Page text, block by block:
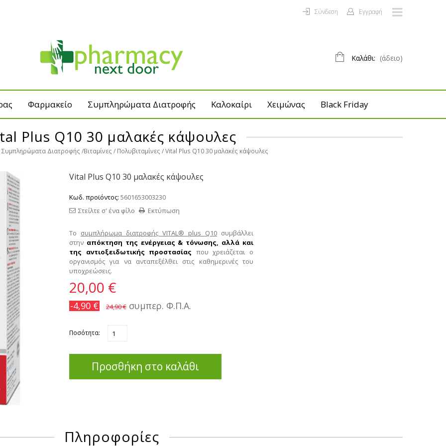
Σύνδεση Εγγραφή
Καλάθι: (άδειο)
Φαρμακείο Συμπληρώματα Διατροφής Καλοκαίρι Χειμώνας Black Friday
Plus Q10 30 μαλακές κάψουλες
Συμπληρώματα Διατροφής Βιταμίνες Πολυβιταμίνες Vital Plus Q10 30 μαλακές κάψουλες
Vital Plus Q10 30 μαλακές κάψουλες
Κωδ. προϊόντος: 5601653003230
Εκτύπωση
Στείλτε σ' ένα φίλο
Tο συμπλήρωμα διατροφής VITAL® plus Q10 συμβάλλει
στην απόκτηση της ενέργειας & τόνωσης, αλλά και
της αντιοξειδωτικής προστασίας που χρειάζεται ο
οργανισμός για να ανταπεξέλθει στις καθημερινές του
υποχρεώσεις.
20,00 €
-4,90 € 24,90 € συμπερ. Φ.Π.Α.
Ποσότητα:
Προσθήκη στο καλάθι
Πληροφορίες